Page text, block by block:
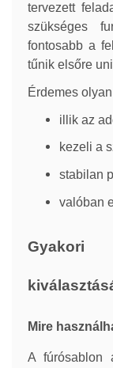
tervezett
szükséges
fontosabb a
tűnik elsőre
Érdemes
illik az
kezeli a
stabilan
valóban
Gyakori
Mire
A fúrósablon